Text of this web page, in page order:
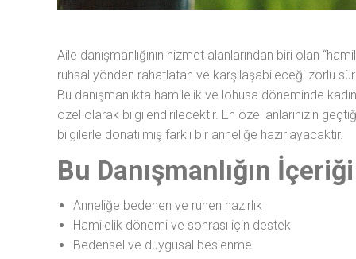
Aile danışmanlığının hizmet alanlarından biri olan
ruhsal yönden rahatlatan ve karşılaşabileceği zorlu
Bu danışmanlıkta hamilelik ve lohusa döneminde
özel olarak bilgilendirilecektir. En özel anlarınızın
bilgilerle donatılmış farklı bir anneliğe hazırlayacaktır.
Bu Danışmanlığın
Anneliğe bedenen ve ruhen hazırlık
Hamilelik dönemi ve sonrası için destek
Bedensel ve duygusal beslenme